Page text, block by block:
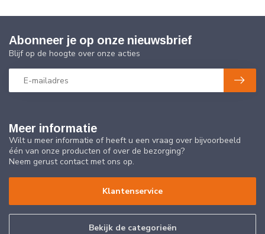
Meer informatie
Wilt u meer informatie of heeft u een vraag over bijvoorbeeld
één van onze producten of over de bezorging?
Neem gerust contact met ons op.
Klantenservice
Bekijk de categorieën
Abonneer je op onze nieuwsbrief
Blijf op de hoogte over onze acties